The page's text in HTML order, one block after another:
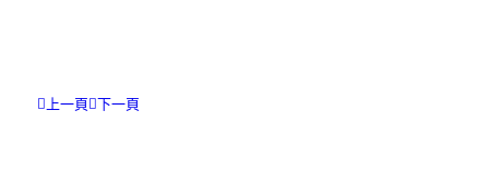
上一頁 下一頁